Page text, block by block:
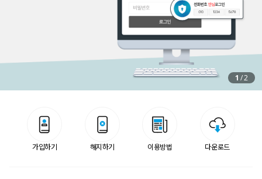
1 /2
가입하기 해지하기 이용방법 다운로드